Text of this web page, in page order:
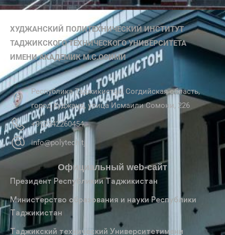
ХУДЖАНСКИЙ ПОЛИТЕХНИЧЕСКИЙ ИНСТИТУТ
ТАДЖИКСКОГО ТЕХНИЧЕСКОГО УНИВЕРСИТЕТА
ИМЕНИ АКАДЕМИК М.С.ОСИМИ
Республика Таджикистан, Согдийская область,
город Худжанд, улица Исмаили Сомони, 226
+992342260454
info@polytech.tj
Официальный web-сайт
Президент Республикии Таджикистан
Министерство образования и науки Республики
Таджикистан
Таджикский технический Университетимени